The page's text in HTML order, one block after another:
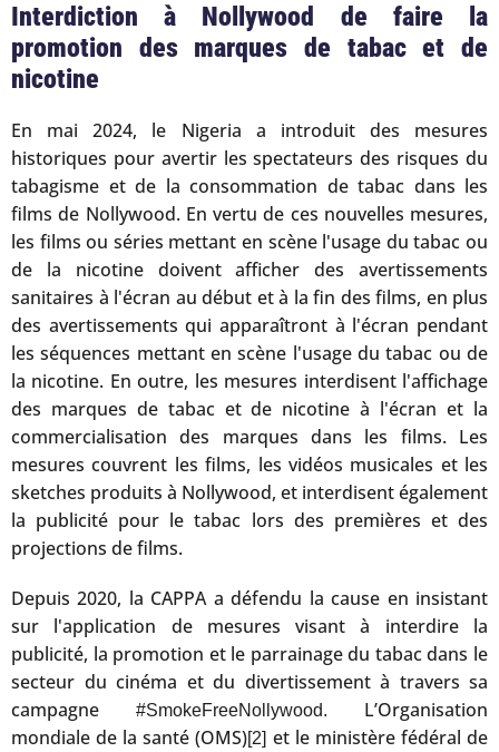
Interdiction à Nollywood de faire la
promotion des marques de tabac et de
nicotine
En mai 2024, le Nigeria a introduit des mesures
historiques pour avertir les spectateurs des risques du
tabagisme et de la consommation de tabac dans les
films de Nollywood. En vertu de ces nouvelles mesures,
les films ou séries mettant en scène l'usage du tabac ou
de la nicotine doivent afficher des avertissements
sanitaires à l'écran au début et à la fin des films, en plus
des avertissements qui apparaîtront à l'écran pendant
les séquences mettant en scène l'usage du tabac ou de
la nicotine. En outre, les mesures interdisent l'affichage
des marques de tabac et de nicotine à l'écran et la
commercialisation des marques dans les films. Les
mesures couvrent les films, les vidéos musicales et les
sketches produits à Nollywood, et interdisent également
la publicité pour le tabac lors des premières et des
projections de films.
Depuis 2020, la CAPPA a défendu la cause en insistant
sur l'application de mesures visant à interdire la
publicité, la promotion et le parrainage du tabac dans le
secteur du cinéma et du divertissement à travers sa
campagne
#SmokeFreeNollywood.
L’Organisation
mondiale de la santé (OMS)[2] et le ministère fédéral de